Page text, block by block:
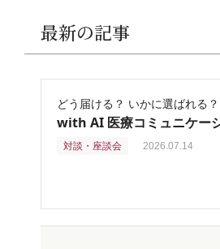
最新の記事
どう届ける？ いかに選ばれる？
with AI 医療コミュニケー
対談・座談会 2026.07.14